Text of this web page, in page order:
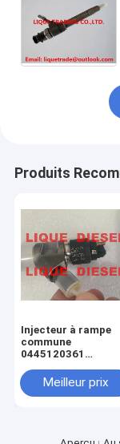
Produits
Injecteur à rampe
commune
0445120361
120 361Meilleur prix